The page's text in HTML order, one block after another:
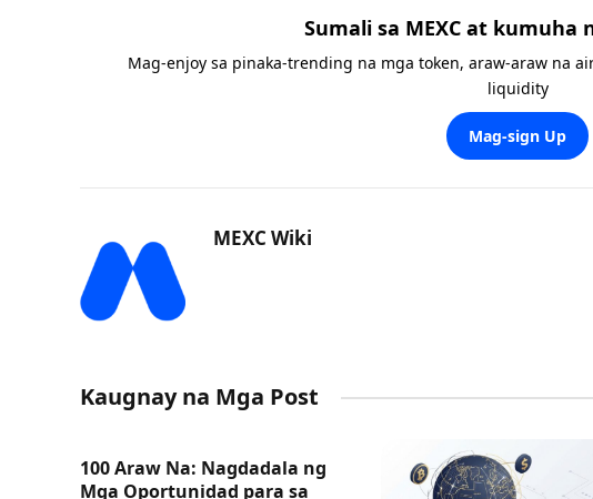
Sumali sa MEXC at kumuha
Mag-enjoy sa pinaka-trending na mga token, araw-araw na
liquidity
Mag-sign Up
MEXC Wiki
Kaugnay na Mga Post
100 Araw Na: Nagdadala ng
Mga Oportunidad para sa